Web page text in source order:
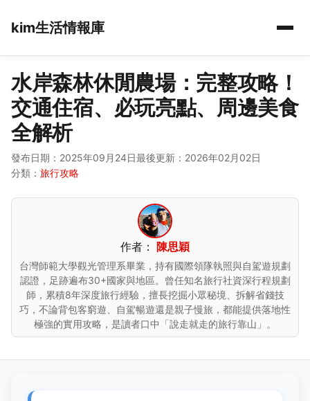
kim生活情報庫
水岸森林休閒農場：完整攻略！
交通住宿、必玩亮點、周邊美食
全解析
發布日期：2025年09月24日最後更新：2026年02月02日
分類： 旅行攻略
作者： 陳思穎
台灣師範大學觀光管理系畢業，持有國際領隊執照與自駕遊規劃
認證，足跡遍布30+國家與地區。曾任知名旅行社資深行程規劃
師，累積8年深度旅行經驗，擅長挖掘小眾秘境、拆解省錢技
巧，不論背包客窮遊、自駕暢遊還是親子慢旅，都能提供落地性
極強的實用攻略，是讀者口中「說走就走的旅行靠山」。